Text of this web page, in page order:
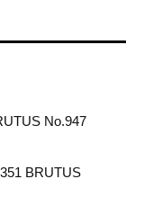
No.947
BRUTUS